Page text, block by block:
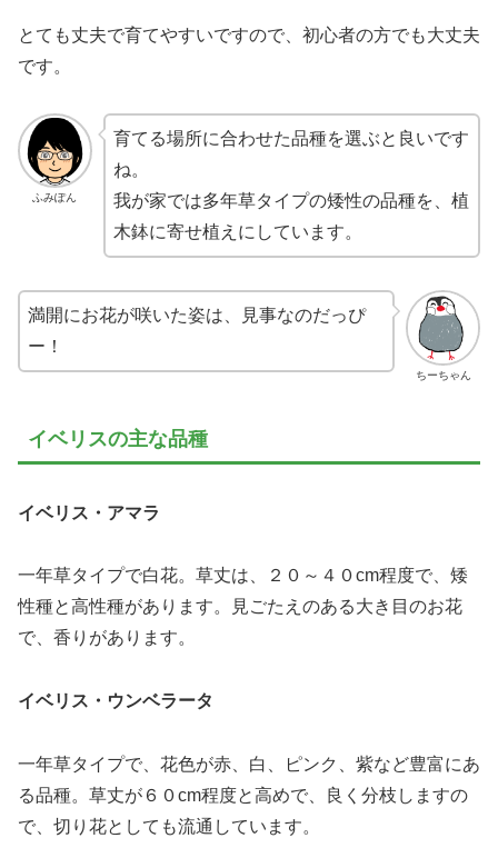
とても丈夫で育てやすいですので、初心者の方でも大丈夫
です。
ふみぽん
育てる場所に合わせた品種を選ぶと良いです
ね。
我が家では多年草タイプの矮性の品種を、植
木鉢に寄せ植えにしています。
ちーちゃん
満開にお花が咲いた姿は、見事なのだっぴ
ー！
イベリスの主な品種
イベリス・アマラ
一年草タイプで白花。草丈は、２０～４０cm程度で、矮
性種と高性種があります。見ごたえのある大き目のお花
で、香りがあります。
イベリス・ウンベラータ
一年草タイプで、花色が赤、白、ピンク、紫など豊富にあ
る品種。草丈が６０cm程度と高めで、良く分枝しますの
で、切り花としても流通しています。